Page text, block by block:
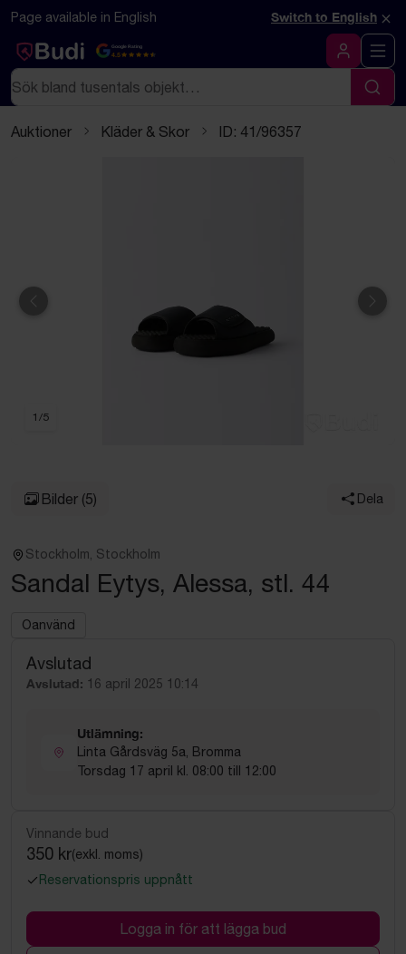
Hoppa till innehåll
Textbaserad (markdown) version av denna sida
Page available in English Switch to English ×
Google Rating
4.5
Logga in
Sök
Sök
Auktioner Kläder & Skor ID: 41/96357
Föregående
1 /5
Bilder (5) Dela
Stockholm, Stockholm
Sandal Eytys, Alessa, stl. 44
Oanvänd
Avslutad
Avslutad: 16 april 2025 10:14
Utlämning:
Linta Gårdsväg 5a, Bromma
Torsdag 17 april kl. 08:00 till 12:00
Vinnande bud
350 kr(exkl. moms)
Reservationspris uppnått
Logga in för att lägga bud